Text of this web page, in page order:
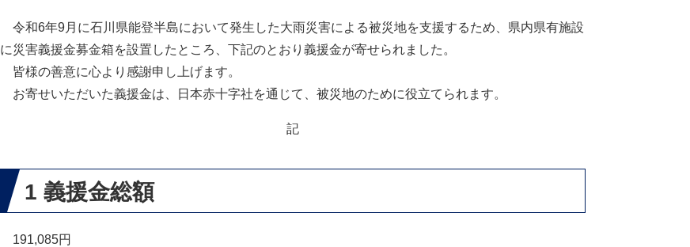
令和6年9月に石川県能登半島において発生した大雨災害による被災地を支援するため、県内県有施設
に災害義援金募金箱を設置したところ、下記のとおり義援金が寄せられました。
皆様の善意に心より感謝申し上げます。
お寄せいただいた義援金は、日本赤十字社を通じて、被災地のために役立てられます。
記​
1 義援金総額
191,085円